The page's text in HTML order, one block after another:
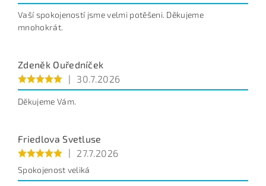
Vaší spokojeností jsme velmi potěšeni. Děkujeme
mnohokrát.
Zdeněk Ouředníček
|
30.7.2026
Děkujeme Vám.
Friedlova Svetluse
|
27.7.2026
Spokojenost veliká